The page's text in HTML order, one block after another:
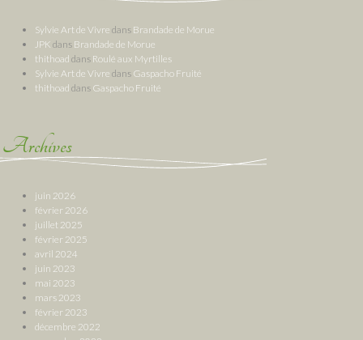
Sylvie Art de Vivre dans Brandade de Morue
JPK dans Brandade de Morue
thithoad dans Roulé aux Myrtilles
Sylvie Art de Vivre dans Gaspacho Fruité
thithoad dans Gaspacho Fruité
Archives
juin 2026
février 2026
juillet 2025
février 2025
avril 2024
juin 2023
mai 2023
mars 2023
février 2023
décembre 2022